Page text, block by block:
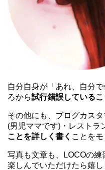
自分自身が「あれ、自分
ろから試行錯誤している
その他にも、ブログカス
(男児ママです)・レストラ
ことを詳しく書く ことを
写真も文章も、LOCOの
楽しんでいただけたら嬉し